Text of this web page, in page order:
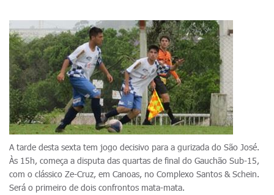
A tarde desta sexta tem jogo decisivo para a gurizada do São José.
Às 15h, começa a disputa das quartas de final do Gauchão Sub-15,
com o clássico Ze-Cruz, em Canoas, no Complexo Santos & Schein.
Será o primeiro de dois confrontos mata-mata.